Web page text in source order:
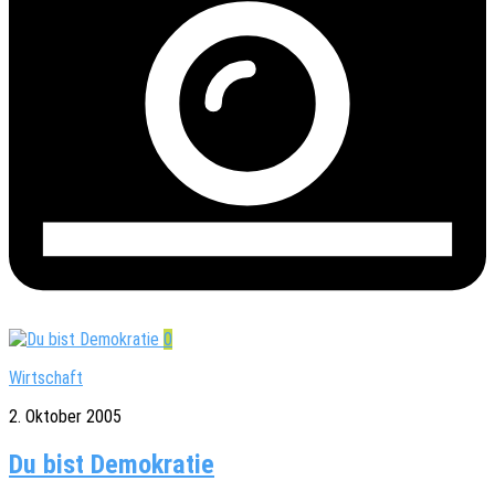
0
Wirtschaft
2. Oktober 2005
Du bist Demokratie